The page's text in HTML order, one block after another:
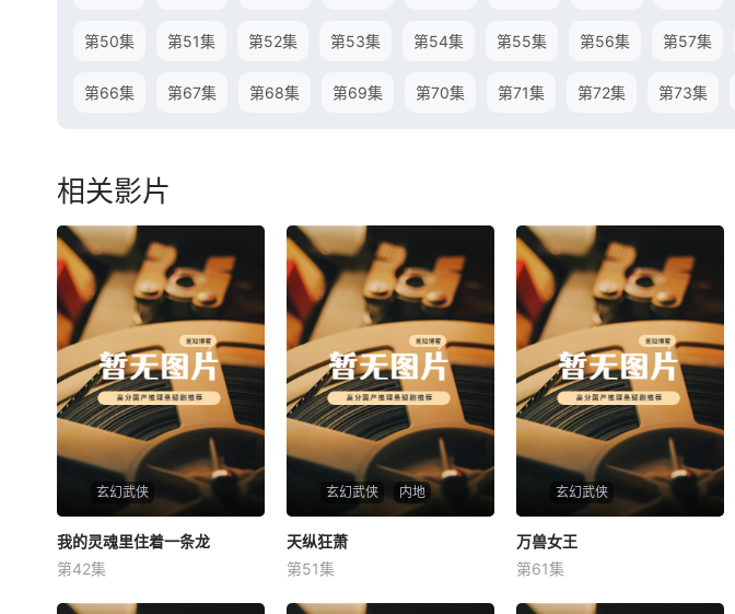
第50集 第51集 第52集 第53集 第54集 第55集 第56集 第57集
第66集 第67集 第68集 第69集 第70集 第71集 第72集 第73集
相关影片
玄幻武侠
我的灵魂里住着一条龙
未知
我的灵魂里住着一条龙
第42集
玄幻武侠 内地
天纵狂萧
未知
天纵狂萧
第51集
玄幻武侠
万兽女王
未知
万兽女王
第61集